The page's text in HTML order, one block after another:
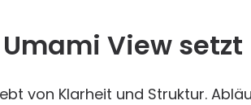
Umami Viewsetzt
von Klarheit und Struktur.